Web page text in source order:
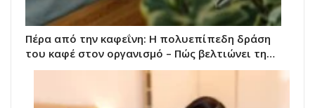
Πέρα από την καφεΐνη: Η πολυεπίπεδη δράση
του καφέ στον οργανισμό – Πώς βελτιώνει τη…